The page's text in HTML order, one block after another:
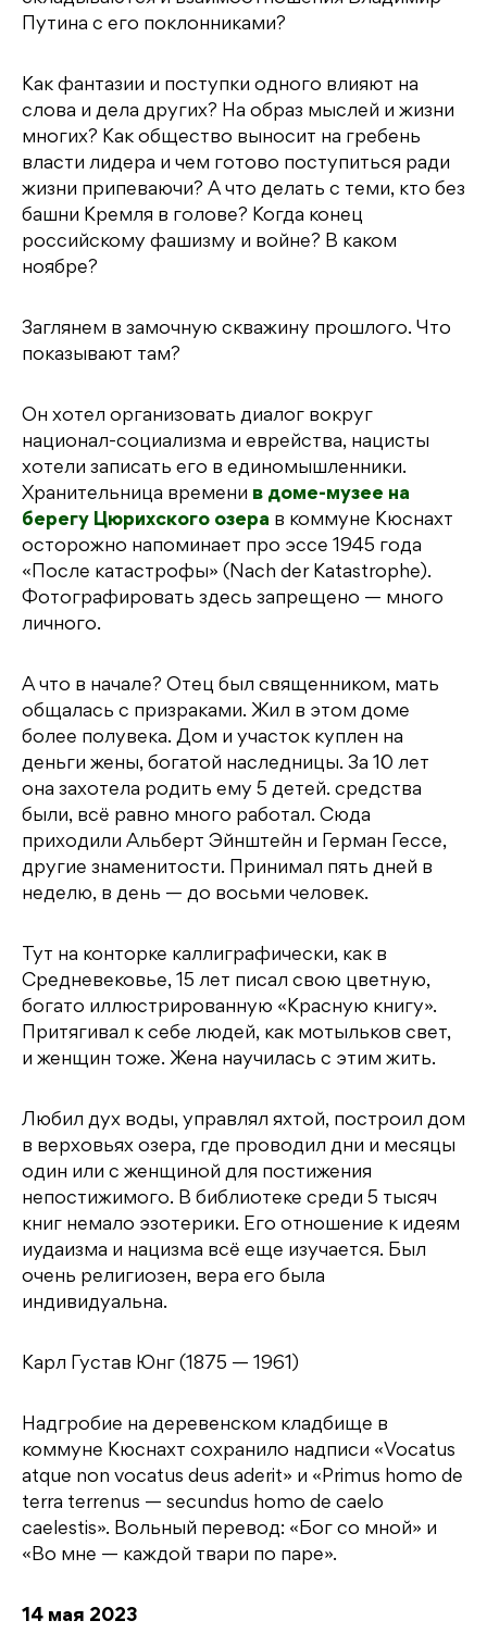
Путина с его поклонниками?
Как фантазии и поступки одного влияют на
слова и дела других? На образ мыслей и жизни
многих? Как общество выносит на гребень
власти лидера и чем готово поступиться ради
жизни припеваючи? А что делать с теми, кто без
башни Кремля в голове? Когда конец
российскому фашизму и войне? В каком
ноябре?
Заглянем в замочную скважину прошлого. Что
показывают там?
Он хотел организовать диалог вокруг
национал-социализма и еврейства, нацисты
хотели записать его в единомышленники.
Хранительница времени в доме-музее на
берегу Цюрихского озера в коммуне Кюснахт
осторожно напоминает про эссе 1945 года
«После катастрофы» (Nach der Katastrophe).
Фотографировать здесь запрещено — много
личного.
А что в начале? Отец был священником, мать
общалась с призраками. Жил в этом доме
более полувека. Дом и участок куплен на
деньги жены, богатой наследницы. За 10 лет
она захотела родить ему 5 детей. средства
были, всё равно много работал. Сюда
приходили Альберт Эйнштейн и Герман Гессе,
другие знаменитости. Принимал пять дней в
неделю, в день — до восьми человек.
Тут на конторке каллиграфически, как в
Средневековье, 15 лет писал свою цветную,
богато иллюстрированную «Красную книгу».
Притягивал к себе людей, как мотыльков свет,
и женщин тоже. Жена научилась с этим жить.
Любил дух воды, управлял яхтой, построил дом
в верховьях озера, где проводил дни и месяцы
один или с женщиной для постижения
непостижимого. В библиотеке среди 5 тысяч
книг немало эзотерики. Его отношение к идеям
иудаизма и нацизма всё еще изучается. Был
очень религиозен, вера его была
индивидуальна.
Карл Густав Юнг (1875 — 1961)
Надгробие на деревенском кладбище в
коммуне Кюснахт сохранило надписи «Vocatus
atque non vocatus deus aderit» и «Primus homo de
terra terrenus — secundus homo de caelo
caelestis». Вольный перевод: «Бог со мной» и
«Во мне — каждой твари по паре».
14 мая 2023